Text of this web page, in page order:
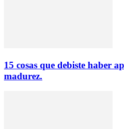
15 cosas que debiste haber
madurez.